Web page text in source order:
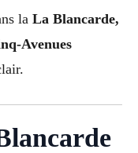
la La Blancarde,
Avenues